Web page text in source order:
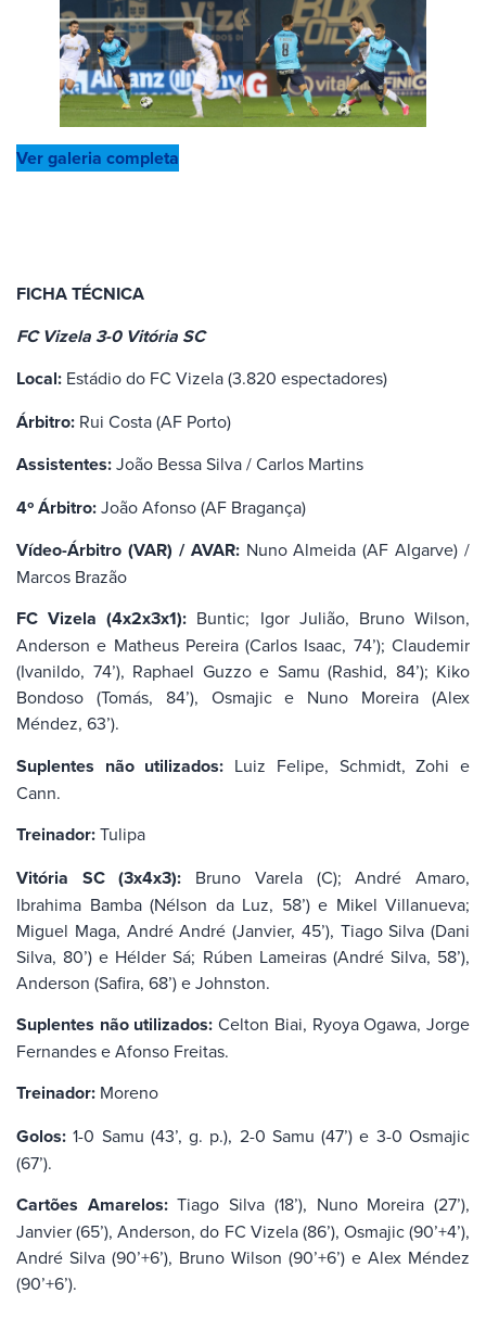
Ver galeria completa
FICHA TÉCNICA
FC Vizela 3-0 Vitória SC
Local: Estádio do FC Vizela (3.820 espectadores)
Árbitro: Rui Costa (AF Porto)
Assistentes:João Bessa Silva / Carlos Martins
4º Árbitro:João Afonso (AF Bragança)
Vídeo-Árbitro (VAR) / AVAR:Nuno Almeida (AF Algarve) /
Marcos Brazão
FC Vizela (4x2x3x1): Buntic; Igor Julião, Bruno Wilson,
Anderson e Matheus Pereira (Carlos Isaac, 74’); Claudemir
(Ivanildo, 74’), Raphael Guzzo e Samu (Rashid, 84’); Kiko
Bondoso (Tomás, 84’), Osmajic e Nuno Moreira (Alex
Méndez, 63’).
Suplentes não utilizados: Luiz Felipe, Schmidt, Zohi e
Cann.
Treinador:Tulipa
Vitória SC (3x4x3): Bruno Varela (C); André Amaro,
Ibrahima Bamba (Nélson da Luz, 58’) e Mikel Villanueva;
Miguel Maga, André André (Janvier, 45’), Tiago Silva (Dani
Silva, 80’) e Hélder Sá; Rúben Lameiras (André Silva, 58’),
Anderson (Safira, 68’) e Johnston.
Suplentes não utilizados: Celton Biai, Ryoya Ogawa, Jorge
Fernandes e Afonso Freitas.
Treinador: Moreno
Golos: 1-0 Samu (43’, g. p.), 2-0 Samu (47’) e 3-0 Osmajic
(67’).
Cartões Amarelos:Tiago Silva (18’), Nuno Moreira (27’),
Janvier (65’), Anderson, do FC Vizela (86’), Osmajic (90’+4’),
André Silva (90’+6’), Bruno Wilson (90’+6’) e Alex Méndez
(90’+6’).